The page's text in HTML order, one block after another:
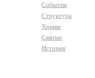
События
Структура
Храмы
Святые
История